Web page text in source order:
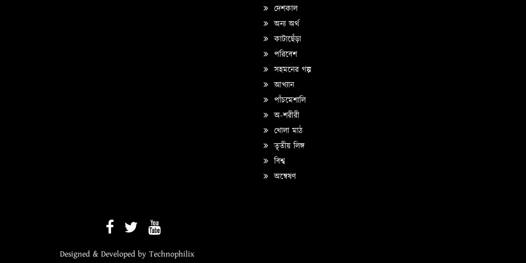
দেশকাল
অন্য অর্থ
কাটাছেঁড়া
পরিবেশ
সহমনের গল্প
আখ্যান
পাঁচমেশালি
অ-শরীরী
খোলা মাঠ
তৃতীয় লিঙ্গ
বিশ্ব
অন্বেষণ
Designed & Developed by Technophilix